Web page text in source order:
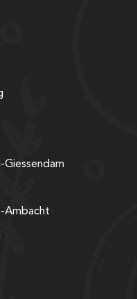
Giessendam
Ambacht